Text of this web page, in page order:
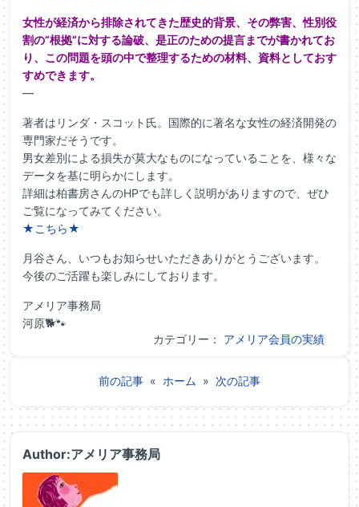
女性が経済から排除されてきた歴史的背景、その弊害、性別役
割の”根拠”に対する論破、是正のための提言までが書かれてお
り、この問題を頭の中で整理するための材料、資料としておす
すめできます。
—
著者はリンダ・スコット氏。国際的に著名な女性の経済開発の
専門家だそうです。
男女差別による損失が莫大なものになっていることを、様々な
データを基に明らかにします。
詳細は柏書房さんのHPでも詳しく説明がありますので、ぜひ
ご覧になってみてください。
★こちら★
月谷さん、いつもお知らせいただきありがとうございます。
今後のご活躍も楽しみにしております。
アメリア事務局
河原🐕🐾
カテゴリー： アメリア会員の実績
前の記事 « ホーム » 次の記事
Author:アメリア事務局